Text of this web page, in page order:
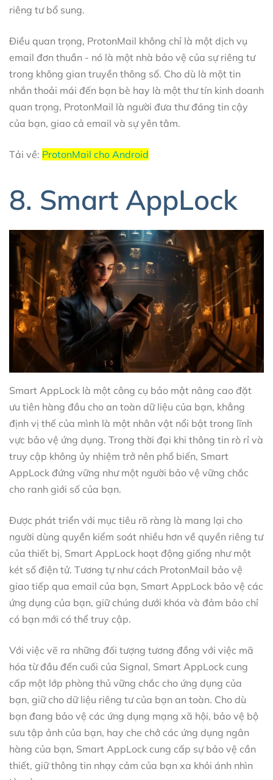
riêng tư bổ sung.
Điều quan trọng, ProtonMail không chỉ là một dịch vụ
email đơn thuần - nó là một nhà bảo vệ của sự riêng tư
trong không gian truyền thông số. Cho dù là một tin
nhắn thoải mái đến bạn bè hay là một thư tín kinh doanh
quan trọng, ProtonMail là người đưa thư đáng tin cậy
của bạn, giao cả email và sự yên tâm.
Tải về: ProtonMail cho Android
8. Smart AppLock
Smart AppLock là một công cụ bảo mật nâng cao đặt
ưu tiên hàng đầu cho an toàn dữ liệu của bạn, khẳng
định vị thế của mình là một nhân vật nổi bật trong lĩnh
vực bảo vệ ứng dụng. Trong thời đại khi thông tin rò rỉ và
truy cập không ủy nhiệm trở nên phổ biến, Smart
AppLock đứng vững như một người bảo vệ vững chắc
cho ranh giới số của bạn.
Được phát triển với mục tiêu rõ ràng là mang lại cho
người dùng quyền kiểm soát nhiều hơn về quyền riêng tư
của thiết bị, Smart AppLock hoạt động giống như một
két số điện tử. Tương tự như cách ProtonMail bảo vệ
giao tiếp qua email của bạn, Smart AppLock bảo vệ các
ứng dụng của bạn, giữ chúng dưới khóa và đảm bảo chỉ
có bạn mới có thể truy cập.
Với việc vẽ ra những đối tượng tương đồng với việc mã
hóa từ đầu đến cuối của Signal, Smart AppLock cung
cấp một lớp phòng thủ vững chắc cho ứng dụng của
bạn, giữ cho dữ liệu riêng tư của bạn an toàn. Cho dù
bạn đang bảo vệ các ứng dụng mạng xã hội, bảo vệ bộ
sưu tập ảnh của bạn, hay che chở các ứng dụng ngân
hàng của bạn, Smart AppLock cung cấp sự bảo vệ cần
thiết, giữ thông tin nhạy cảm của bạn xa khỏi ánh nhìn